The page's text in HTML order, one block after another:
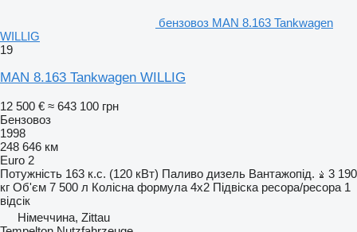
бензовоз MAN 8.163 Tankwagen
WILLIG
19
MAN 8.163 Tankwagen WILLIG
12 500 € ≈ 643 100 грн
Бензовоз
1998
248 646 км
Euro 2
Потужність 163 к.с. (120 кВт) Паливо дизель Вантажопід.
3 190
кг Об'єм 7 500 л Колісна формула 4x2 Підвіска ресора/ресора 1
відсік
Німеччина, Zittau